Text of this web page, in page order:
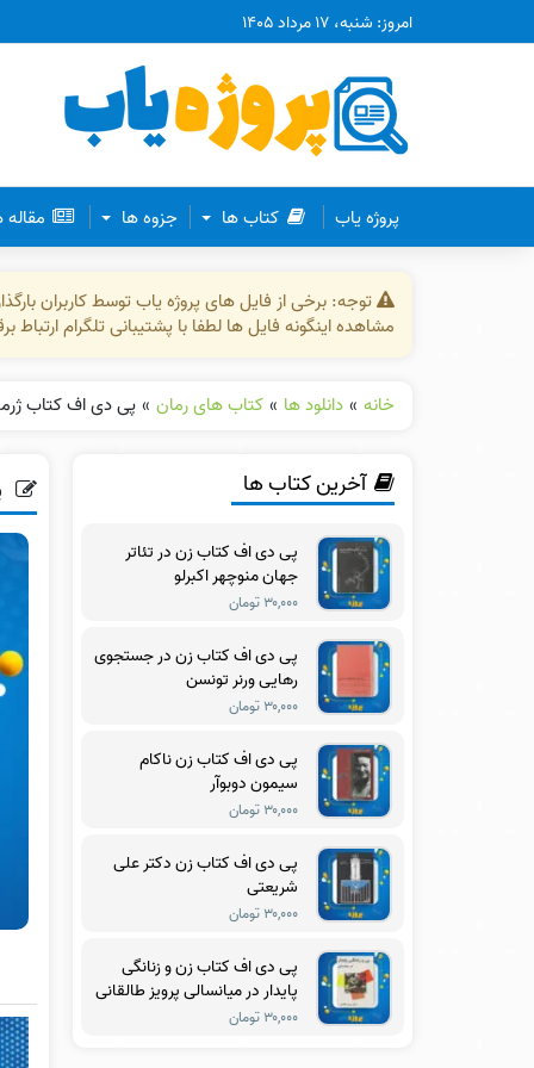
امروز: شنبه، ۱۷ مرداد ۱۴۰۵
پروژه یاب کتاب ها جزوه ها
توجه: برخی از فایل های پروژه یاب توسط کاربران
مشاهده اینگونه فایل ها لطفا با پشتیبانی تلگرام
خانه » دانلود ها » کتاب های رمان » پی دی اف کتاب
آخرین کتاب ها
پی دی اف کتاب زن در تئاتر
جهان منوچهر اکبرلو
۳۰,۰۰۰ تومان
پی دی اف کتاب زن در جستجوی
رهایی ورنر تونسن
۳۰,۰۰۰ تومان
پی دی اف کتاب زن ناکام
سیمون دوبوآر
۳۰,۰۰۰ تومان
پی دی اف کتاب زن دکتر علی
شریعتی
۳۰,۰۰۰ تومان
پی دی اف کتاب زن و زنانگی
پایدار در میانسالی پرویز طالقانی
۳۰,۰۰۰ تومان